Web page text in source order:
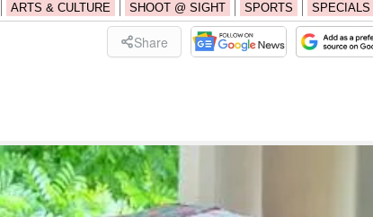
ARTS & CULTURE SHOOT @ SIGHT SPORTS SPECIALS
Share